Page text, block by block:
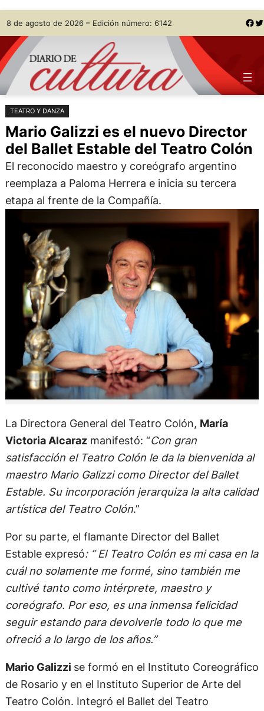
Saltar
al
contenido
Skip
to
content
8 de agosto de 2026 – Edición número: 6142 Facebook Twitter
TEATRO Y DANZA
Mario Galizzi es el nuevo Director
del Ballet Estable del Teatro Colón
El reconocido maestro y coreógrafo argentino
reemplaza a Paloma Herrera e inicia su tercera
etapa al frente de la Compañía.
La Directora General del Teatro Colón, María
Victoria Alcarazmanifestó: “Con gran
satisfacción el Teatro Colón le da la bienvenida al
maestro Mario Galizzi como Director del Ballet
Estable. Su incorporación jerarquiza la alta calidad
artística del Teatro Colón.”
Por su parte, el flamante Director del Ballet
Estable expresó: “ El Teatro Colón es mi casa en la
cuál no solamente me formé, sino también me
cultivé tanto como intérprete, maestro y
coreógrafo. Por eso, es una inmensa felicidad
seguir estando para devolverle todo lo que me
ofreció a lo largo de los años.”
Mario Galizzi se formó en el Instituto Coreográfico
de Rosario y en el Instituto Superior de Arte del
Teatro Colón. Integró el Ballet del Teatro